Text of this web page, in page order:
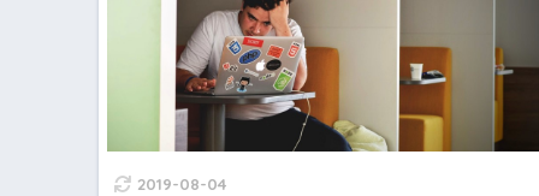
2019-08-04